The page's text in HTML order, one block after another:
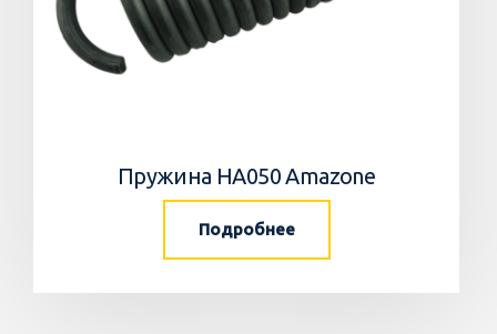
Пружина HA050 Amazone
Подробнее